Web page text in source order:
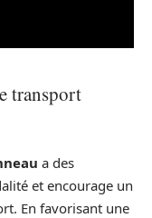
transport
a des
et encourage un
En favorisant une